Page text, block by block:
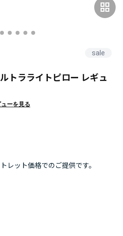
grid_view
sale
トラライトピロー レギュ
ーを見る
レット価格でのご提供です。